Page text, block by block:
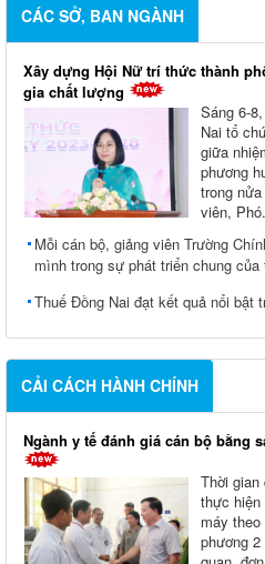
CÁC SỞ, BAN NGÀNH
Xây dựng Hội Nữ trí thức thành
gia chất lượng
Sáng 6-
Nai tổ
giữa
phương
trong
viên,
Mỗi cán bộ, giảng viên Trường
mình trong sự phát triển chung
Thuế Đồng Nai đạt kết quả nổi bật
CẢI CÁCH HÀNH CHÍNH
Ngành y tế đánh giá cán bộ bằng
Thời gian
thực
máy
phương